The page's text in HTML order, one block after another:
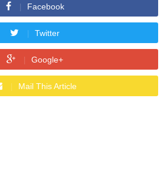
Facebook
Twitter
Google+
Mail This Article